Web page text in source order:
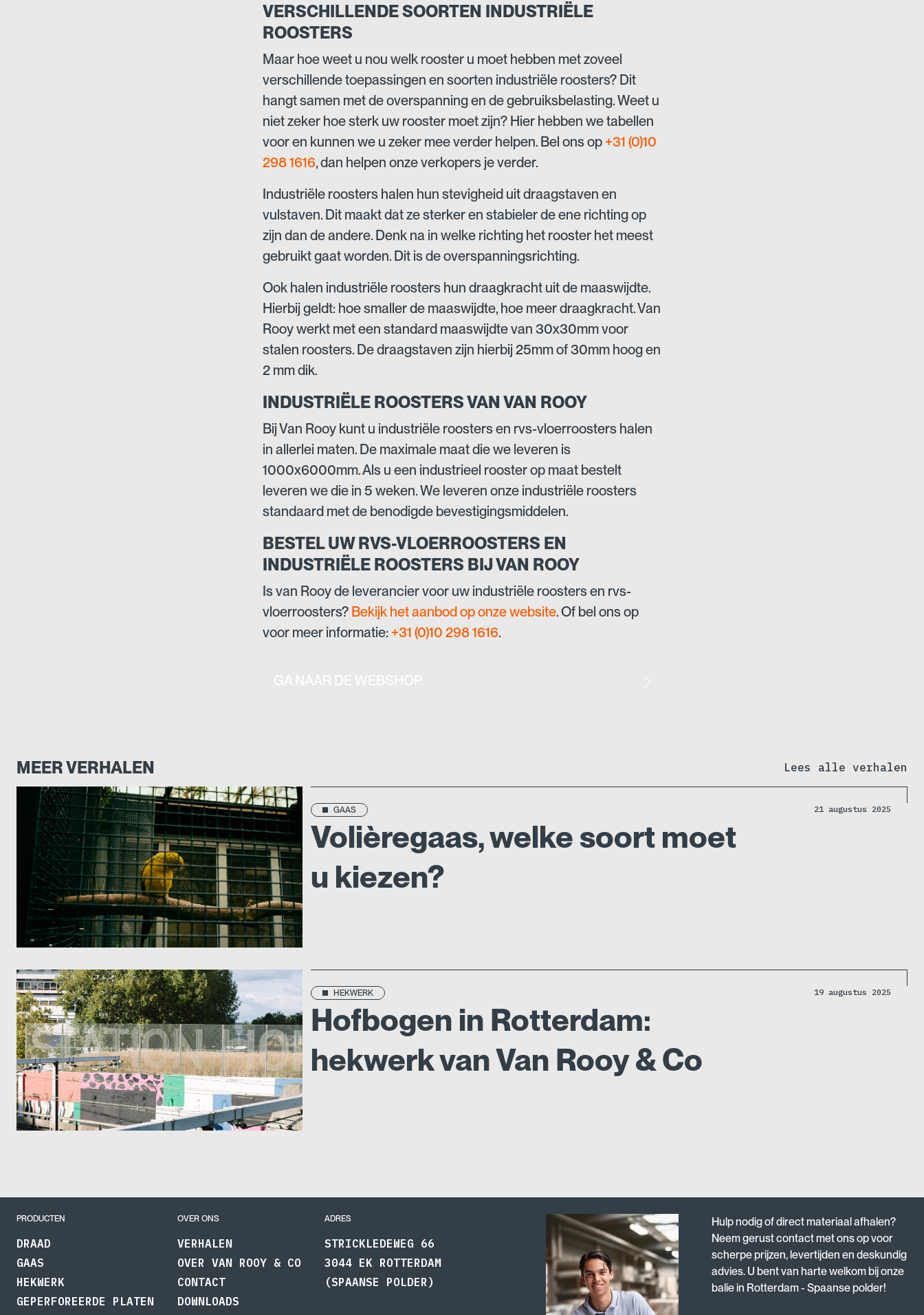
VERSCHILLENDE SOORTEN INDUSTRIËLE
ROOSTERS
Maar hoe weet u nou welk rooster u moet hebben met zoveel
verschillende toepassingen en soorten industriële roosters? Dit
hangt samen met de overspanning en de gebruiksbelasting. Weet u
niet zeker hoe sterk uw rooster moet zijn? Hier hebben we tabellen
voor en kunnen we u zeker mee verder helpen. Bel ons op +31 (0)10
298 1616, dan helpen onze verkopers je verder.
Industriële roosters halen hun stevigheid uit draagstaven en
vulstaven. Dit maakt dat ze sterker en stabieler de ene richting op
zijn dan de andere. Denk na in welke richting het rooster het meest
gebruikt gaat worden. Dit is de overspanningsrichting.
Ook halen industriële roosters hun draagkracht uit de maaswijdte.
Hierbij geldt: hoe smaller de maaswijdte, hoe meer draagkracht. Van
Rooy werkt met een standard maaswijdte van 30x30mm voor
stalen roosters. De draagstaven zijn hierbij 25mm of 30mm hoog en
2 mm dik.
INDUSTRIËLE ROOSTERS VAN VAN ROOY
Bij Van Rooy kunt u industriële roosters en rvs-vloerroosters halen
in allerlei maten. De maximale maat die we leveren is
1000x6000mm. Als u een industrieel rooster op maat bestelt
leveren we die in 5 weken. We leveren onze industriële roosters
standaard met de benodigde bevestigingsmiddelen.
BESTEL UW RVS-VLOERROOSTERS EN
INDUSTRIËLE ROOSTERS BIJ VAN ROOY
Is van Rooy de leverancier voor uw industriële roosters en rvs-
vloerroosters? Bekijk het aanbod op onze website. Of bel ons op
voor meer informatie: +31 (0)10 298 1616.
MEER VERHALEN Lees alle verhalen
GAAS 21 augustus 2025
Volièregaas, welke soort moet
u kiezen?
HEKWERK 19 augustus 2025
Hofbogen in Rotterdam:
hekwerk van Van Rooy & Co
PRODUCTEN
DRAAD
GAAS
HEKWERK
GEPERFOREERDE PLATEN
OVER ONS
VERHALEN
OVER VAN ROOY & CO
CONTACT
DOWNLOADS
ADRES
STRICKLEDEWEG 66
3044 EK ROTTERDAM
(SPAANSE POLDER)
Hulp nodig of direct materiaal afhalen?
Neem gerust contact met ons op voor
scherpe prijzen, levertijden en deskundig
advies. U bent van harte welkom bij onze
balie in Rotterdam - Spaanse polder!